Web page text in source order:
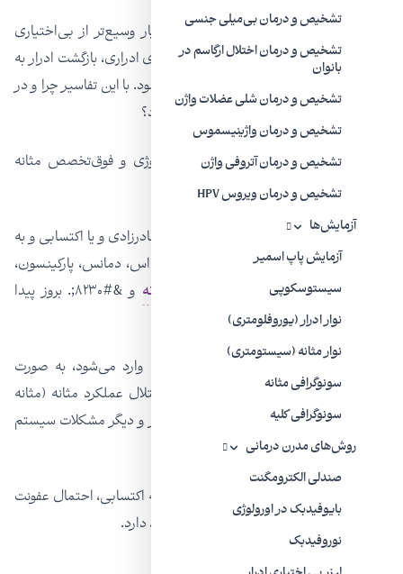
تشخیص و درمان بی‌میلی جنسی
تشخیص و درمان اختلال ارگاسم در
بانوان
تشخیص و درمان شلی عضلات واژن
تشخیص و درمان واژینیسموس
تشخیص و درمان آتروفی واژن
تشخیص و درمان ویروس HPV
آزمایش‌ها
آزمایش پاپ اسمیر
سیستوسکوپی
نوار ادرار (یوروفلومتری)
نوار مثانه (سیستومتری)
سونوگرافی مثانه
سونوگرافی کلیه
روش‌های مدرن درمانی
صندلی الکترومگنت
بایوفیدبک در اورولوژی
نوروفیدبک
مشکلات ناشی از ابتلا به مثانه عصبی، بسیار وسیع‌تر از بی‌اختیاری
ادرار می باشد و ممکن است به عفونت مجاری ادراری، بازگشت ادرار به
کلیه‌ها، اختلالات جنسی و یبوست نیز منجر شود. با این تفاسیر چرا و در
چه شرایطی اعصاب مثانه دچار اختلال می‌شود؟
دکتر مهری مهراد، جراح و متخصص اورولوژی و فوق‌تخصص مثانه
مثانه عصبی اختلالی است که فرد به صورت مادرزادی و یا اکتسابی و به
دنبال بیماری‌های مانند مننگو میلوسل، ام اس، دمانس، پارکینسون،
دیابت، دیسک کمر، قطع نخاع،
ترومای مثانه
و &#۸۲۳۰;. بروز پیدا
در برخی افراد، عصبی که از نخاع به مثانه وارد می‌شود، به صورت
مادرزادی دچار اختلال شده و فرد دچار اختلال عملکرد مثانه (مثانه
عصبی) می‌شود، یعنی دچار بی‌اختیاری ادرار و دیگر مشکلات سیستم
ادراری می‌شود.
ابتلا به مثانه نوروژنیک چه مادرزادی باشد، چه اکتسابی، احتمال عفونت
ادراری، عفونت مثانه، کلیه و آبسه کلیوی وجود دارد.